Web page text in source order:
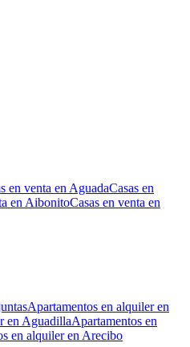
en venta en AguadaCasas en
en AibonitoCasas en venta en
Apartamentos en alquiler en
en AguadillaApartamentos en
en alquiler en Arecibo